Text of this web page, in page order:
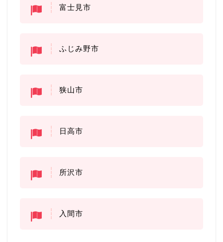
富士見市
ふじみ野市
狭山市
日高市
所沢市
入間市